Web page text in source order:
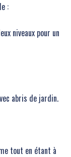
:
niveaux pour un
abris de jardin.
tout en étant à